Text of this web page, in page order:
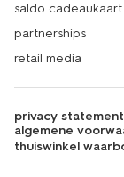
saldo
partnerships
retail media
privacy statement
algemene
thuiswinkel